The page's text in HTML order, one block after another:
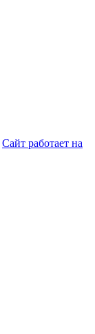
Сайт работает на